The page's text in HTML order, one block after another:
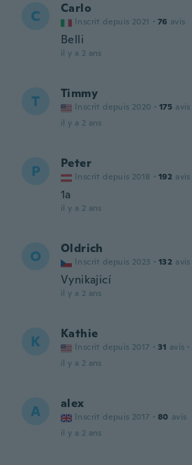
C Carlo
Inscrit depuis 2021 · 76 avis
Belli
il y a 2 ans
T Timmy
Inscrit depuis 2020 · 175 avis
il y a 2 ans
P Peter
Inscrit depuis 2018 · 192 avis
1a
il y a 2 ans
O Oldrich
Inscrit depuis 2023 · 132 avis
Vynikajicí
il y a 2 ans
K Kathie
Inscrit depuis 2017 · 31 avis ·
il y a 2 ans
A alex
Inscrit depuis 2017 · 80 avis
il y a 2 ans